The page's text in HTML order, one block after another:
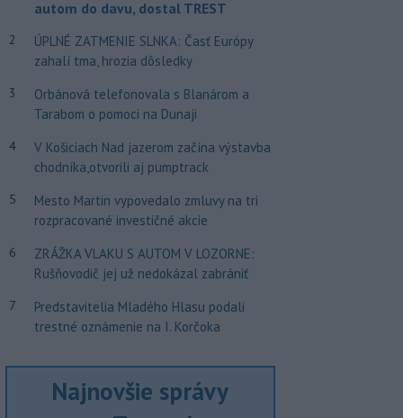
autom do davu, dostal TREST
2
ÚPLNÉ ZATMENIE SLNKA: Časť Európy
zahalí tma, hrozia dôsledky
3
Orbánová telefonovala s Blanárom a
Tarabom o pomoci na Dunaji
4
V Košiciach Nad jazerom začína výstavba
chodníka,otvorili aj pumptrack
5
Mesto Martin vypovedalo zmluvy na tri
rozpracované investičné akcie
6
ZRÁŽKA VLAKU S AUTOM V LOZORNE:
Rušňovodič jej už nedokázal zabrániť
7
Predstavitelia Mladého Hlasu podali
trestné oznámenie na I. Korčoka
Najnovšie správy